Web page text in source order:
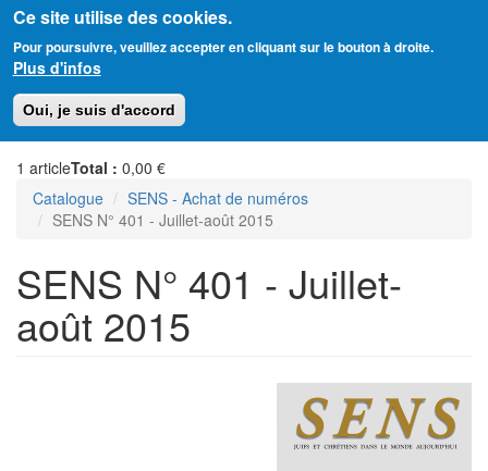
Ce site utilise des cookies.
Pour poursuivre, veuillez accepter en cliquant sur le bouton à droite.
Plus d'infos
Oui, je suis d'accord
au
contenu
principal
Amitié Judéo-Chrétienne de France
1 articleTotal : 0,00 €
Catalogue
SENS - Achat de numéros
SENS N° 401 - Juillet-août 2015
SENS N° 401 - Juillet-
août 2015